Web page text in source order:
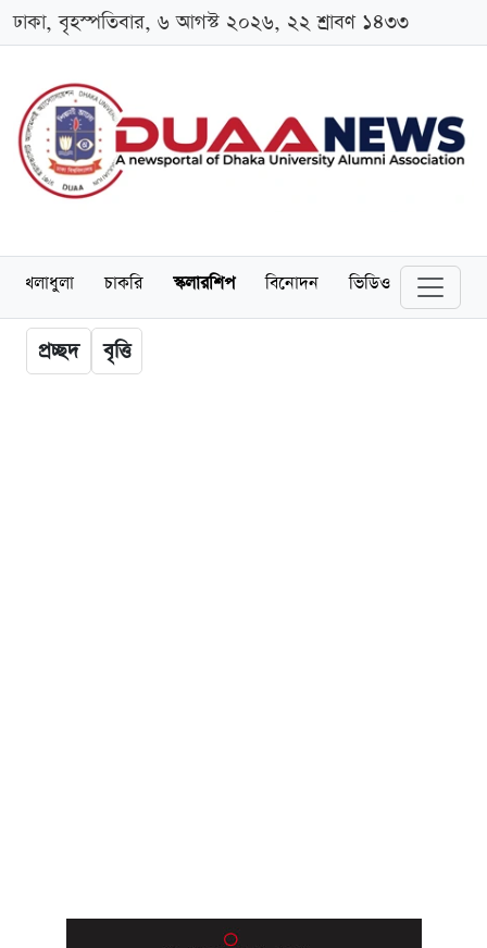
ঢাকা, বৃহস্পতিবার, ৬ আগস্ট ২০২৬, ২২ শ্রাবণ ১৪৩৩
খেলাধুলা চাকরি স্কলারশিপ বিনোদন ভিডিও
প্রচ্ছদ বৃত্তি